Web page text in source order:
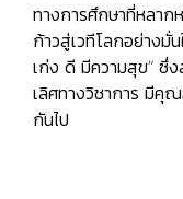
ทางการศึกษาที่หลา
ก้าวสู่เวทีโลกอย่าง
เก่ง ดี มีความสุข” ซึ่
เลิศทางวิชาการ มีคุณ
กันไป